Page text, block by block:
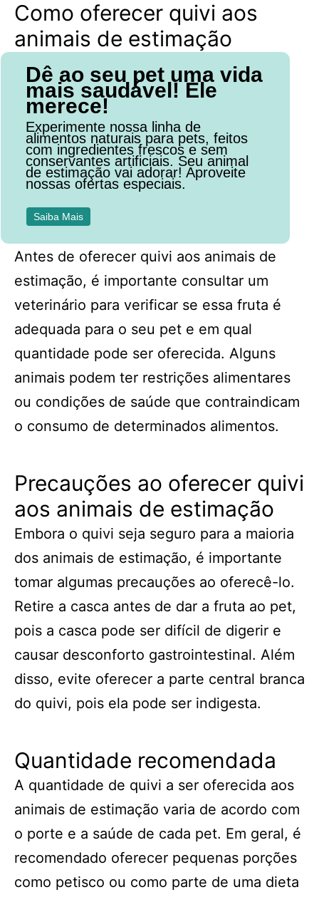
Como oferecer quivi aos
animais de estimação
Dê ao seu pet uma vida
mais saudável! Ele
merece!
Experimente nossa linha de
alimentos naturais para pets, feitos
com ingredientes frescos e sem
conservantes artificiais. Seu animal
de estimação vai adorar! Aproveite
nossas ofertas especiais.
Saiba Mais
Antes de oferecer quivi aos animais de
estimação, é importante consultar um
veterinário para verificar se essa fruta é
adequada para o seu pet e em qual
quantidade pode ser oferecida. Alguns
animais podem ter restrições alimentares
ou condições de saúde que contraindicam
o consumo de determinados alimentos.
Precauções ao oferecer quivi
aos animais de estimação
Embora o quivi seja seguro para a maioria
dos animais de estimação, é importante
tomar algumas precauções ao oferecê-lo.
Retire a casca antes de dar a fruta ao pet,
pois a casca pode ser difícil de digerir e
causar desconforto gastrointestinal. Além
disso, evite oferecer a parte central branca
do quivi, pois ela pode ser indigesta.
Quantidade recomendada
A quantidade de quivi a ser oferecida aos
animais de estimação varia de acordo com
o porte e a saúde de cada pet. Em geral, é
recomendado oferecer pequenas porções
como petisco ou como parte de uma dieta